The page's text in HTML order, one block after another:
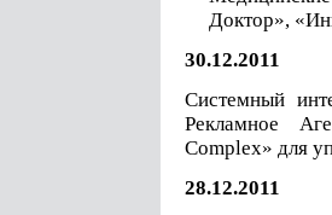
Доктор»,
30.12.2011
Системный
Рекламное
Complex» для
28.12.2011